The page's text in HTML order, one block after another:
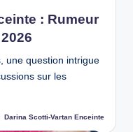
: Rumeur
une question intrigue
sur les
Darina Scotti-Vartan Enceinte